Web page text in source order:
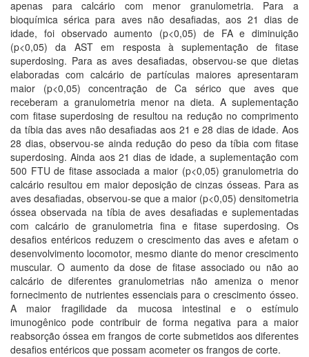
apenas para calcário com menor granulometria. Para a
bioquímica sérica para aves não desafiadas, aos 21 dias de
idade, foi observado aumento (p<0,05) de FA e diminuição
(p<0,05) da AST em resposta à suplementação de fitase
superdosing. Para as aves desafiadas, observou-se que dietas
elaboradas com calcário de partículas maiores apresentaram
maior (p<0,05) concentração de Ca sérico que aves que
receberam a granulometria menor na dieta. A suplementação
com fitase superdosing de resultou na redução no comprimento
da tíbia das aves não desafiadas aos 21 e 28 dias de idade. Aos
28 dias, observou-se ainda redução do peso da tíbia com fitase
superdosing. Ainda aos 21 dias de idade, a suplementação com
500 FTU de fitase associada a maior (p<0,05) granulometria do
calcário resultou em maior deposição de cinzas ósseas. Para as
aves desafiadas, observou-se que a maior (p<0,05) densitometria
óssea observada na tíbia de aves desafiadas e suplementadas
com calcário de granulometria fina e fitase superdosing. Os
desafios entéricos reduzem o crescimento das aves e afetam o
desenvolvimento locomotor, mesmo diante do menor crescimento
muscular. O aumento da dose de fitase associado ou não ao
calcário de diferentes granulometrias não ameniza o menor
fornecimento de nutrientes essenciais para o crescimento ósseo.
A maior fragilidade da mucosa intestinal e o estímulo
imunogênico pode contribuir de forma negativa para a maior
reabsorção óssea em frangos de corte submetidos aos diferentes
desafios entéricos que possam acometer os frangos de corte.